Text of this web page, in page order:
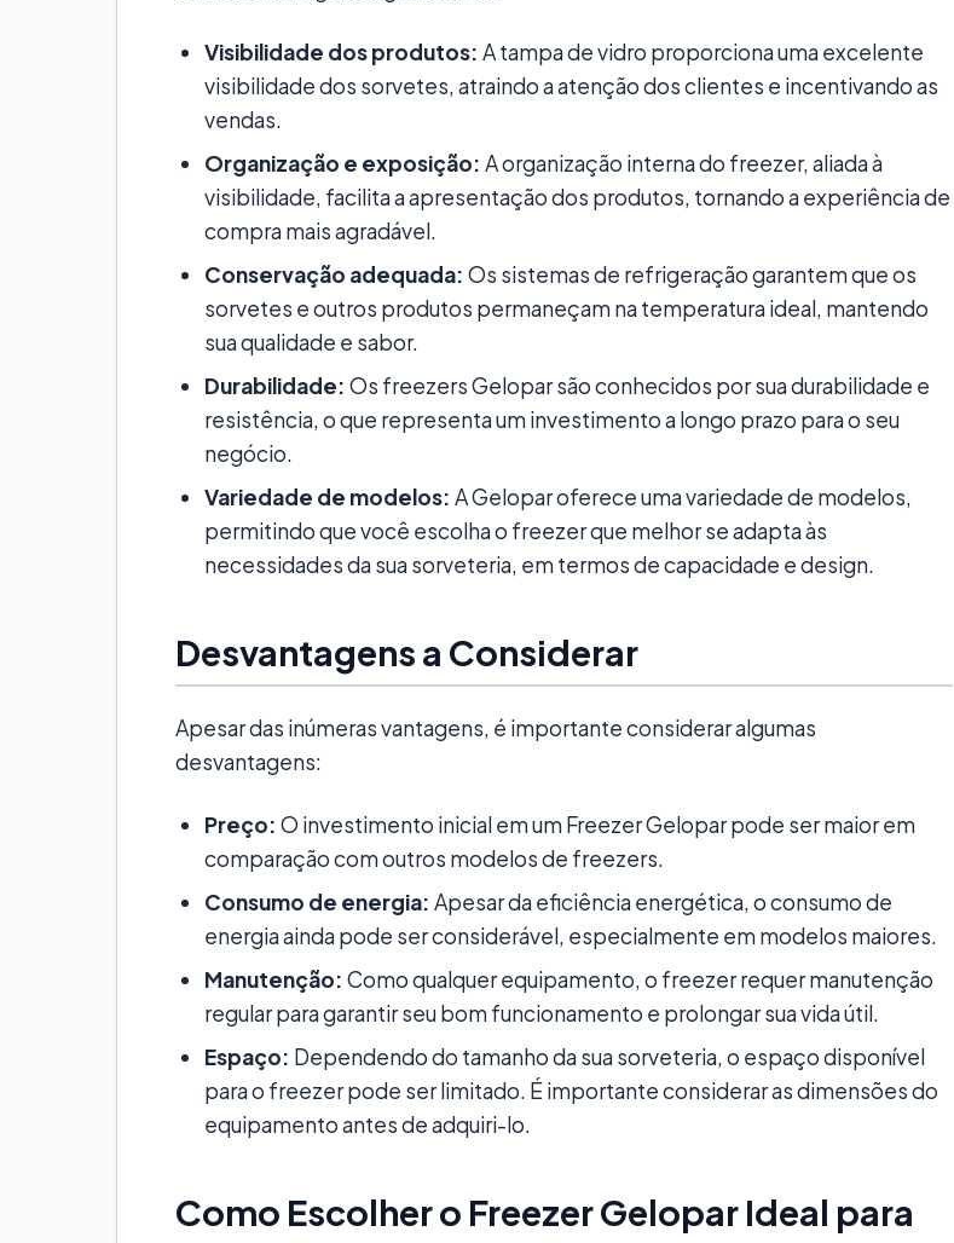
Visibilidade dos produtos: A tampa de vidro proporciona uma excelente
visibilidade dos sorvetes, atraindo a atenção dos clientes e incentivando as
vendas.
Organização e exposição: A organização interna do freezer, aliada à
visibilidade, facilita a apresentação dos produtos, tornando a experiência de
compra mais agradável.
Conservação adequada: Os sistemas de refrigeração garantem que os
sorvetes e outros produtos permaneçam na temperatura ideal, mantendo
sua qualidade e sabor.
Durabilidade: Os freezers Gelopar são conhecidos por sua durabilidade e
resistência, o que representa um investimento a longo prazo para o seu
negócio.
Variedade de modelos: A Gelopar oferece uma variedade de modelos,
permitindo que você escolha o freezer que melhor se adapta às
necessidades da sua sorveteria, em termos de capacidade e design.
Desvantagens a Considerar
Apesar das inúmeras vantagens, é importante considerar algumas
desvantagens:
Preço: O investimento inicial em um Freezer Gelopar pode ser maior em
comparação com outros modelos de freezers.
Consumo de energia: Apesar da eficiência energética, o consumo de
energia ainda pode ser considerável, especialmente em modelos maiores.
Manutenção: Como qualquer equipamento, o freezer requer manutenção
regular para garantir seu bom funcionamento e prolongar sua vida útil.
Espaço: Dependendo do tamanho da sua sorveteria, o espaço disponível
para o freezer pode ser limitado. É importante considerar as dimensões do
equipamento antes de adquiri-lo.
Como Escolher o Freezer Gelopar Ideal para